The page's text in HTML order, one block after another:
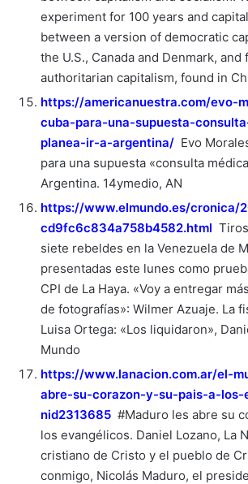
experiment for 100 years and
between a version of democratic
the U.S., Canada and Denmark, and
authoritarian capitalism, found in
https://americanuestra.com/evo-
cuba-para-una-supuesta-
planea-ir-a-argentina/ Evo
para una supuesta «consulta
Argentina. 14ymedio, AN
https://www.elmundo.es/cronica/
cd9fc6c834a758b4582.html
siete rebeldes en la Venezuela de
presentadas este lunes como
CPI de La Haya. «Voy a entregar
de fotografías»: Wilmer Azuaje. La
Luisa Ortega: «Los liquidaron»,
Mundo
https://www.lanacion.com.ar/el-
abre-su-corazon-y-su-pais-a-los-
nid2313685 #Maduro les abre su
los evangélicos. Daniel Lozano, La
cristiano de Cristo y el pueblo de
conmigo, Nicolás Maduro, el